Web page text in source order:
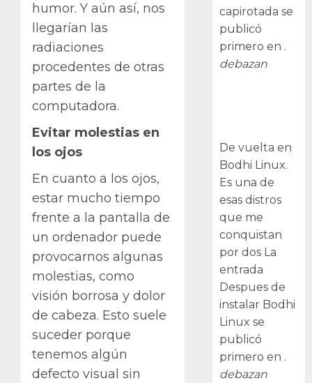
humor. Y aún así, nos
llegarían las
radiaciones
procedentes de otras
partes de la
computadora.
Evitar molestias en
los ojos
En cuanto a los ojos,
estar mucho tiempo
frente a la pantalla de
un ordenador puede
provocarnos algunas
molestias, como
visión borrosa y dolor
de cabeza. Esto suele
suceder porque
tenemos algún
defecto visual sin
capirotada se
publicó
primero en .
debazan
De vuelta en
Bodhi Linux.
Es una de
esas distros
que me
conquistan
por dos La
entrada
Despues de
instalar Bodhi
Linux se
publicó
primero en .
debazan